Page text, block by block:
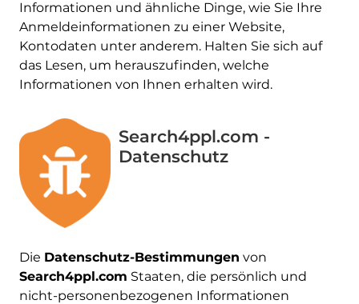
Informationen und ähnliche Dinge, wie Sie Ihre
Anmeldeinformationen zu einer Website,
Kontodaten unter anderem. Halten Sie sich auf
das Lesen, um herauszufinden, welche
Informationen von Ihnen erhalten wird.
Search4ppl.com -
Datenschutz
Die Datenschutz-Bestimmungen von
Search4ppl.com Staaten, die persönlich und
nicht-personenbezogenen Informationen